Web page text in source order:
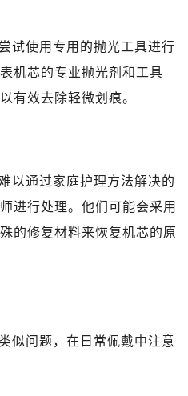
试使用专用的抛光工具进行
机芯的专业抛光剂和工具
有效去除轻微划痕。
以通过家庭护理方法解决的
进行处理。他们可能会采用
的修复材料来恢复机芯的原
似问题，在日常佩戴中注意